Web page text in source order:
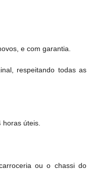
e com garantia.
respeitando todas as
úteis.
ou o chassi do